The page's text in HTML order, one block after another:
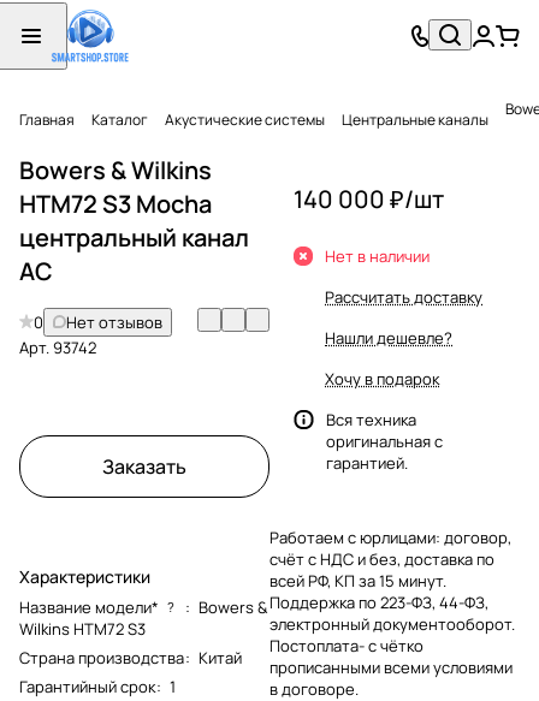
Главная Каталог Акустические системы Центральные каналы
Bowers & Wilkins
HTM72 S3 Mocha
центральный канал
АС
0
Нет отзывов
Арт.93742
Заказать
Характеристики
Название модели* ? : Bowers &
Wilkins HTM72 S3
Страна производства: Китай
Гарантийный срок: 1
140 000 ₽/шт
Нет в наличии
Рассчитать доставку
Нашли дешевле?
Хочу в подарок
Вся техника
оригинальная с
гарантией.
Работаем с юрлицами: договор,
счёт с НДС и без, доставка по
всей РФ, КП за 15 минут.
Поддержка по 223-ФЗ, 44-ФЗ,
электронный документооборот.
Постоплата- с чётко
прописанными всеми условиями
в договоре.